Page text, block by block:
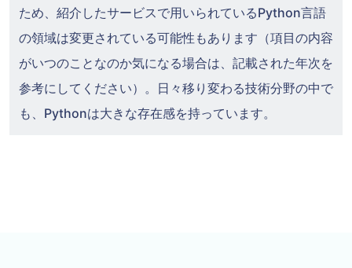
ため、紹介したサービスで用いられているPython言語
の領域は変更されている可能性もあります（項目の内容
がいつのことなのか気になる場合は、記載された年次を
参考にしてください）。日々移り変わる技術分野の中で
も、Pythonは大きな存在感を持っています。